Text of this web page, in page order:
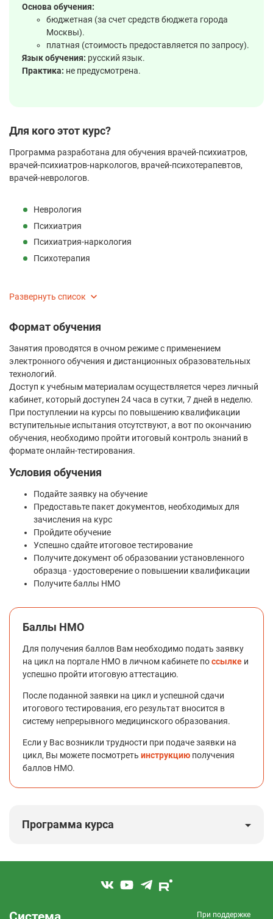
Основа обучения:
бюджетная (за счет средств бюджета города
Москвы).
платная (стоимость предоставляется по запросу).
Язык обучения: русский язык.
Практика: не предусмотрена.
Для кого этот курс?
Программа разработана для обучения врачей-психиатров,
врачей-психиатров-наркологов, врачей-психотерапевтов,
врачей-неврологов.
Неврология
Психиатрия
Психиатрия-наркология
Психотерапия
Развернуть список
Формат обучения
Занятия проводятся в очном режиме с применением
электронного обучения и дистанционных образовательных
технологий.
Доступ к учебным материалам осуществляется через личный
кабинет, который доступен 24 часа в сутки, 7 дней в неделю.
При поступлении на курсы по повышению квалификации
вступительные испытания отсутствуют, а вот по окончанию
обучения, необходимо пройти итоговый контроль знаний в
формате онлайн-тестирования.
Условия обучения
Подайте заявку на обучение
Предоставьте пакет документов, необходимых для
зачисления на курс
Пройдите обучение
Успешно сдайте итоговое тестирование
Получите документ об образовании установленного
образца - удостоверение о повышении квалификации
Получите баллы НМО
Баллы НМО
Для получения баллов Вам необходимо подать заявку
на цикл на портале НМО в личном кабинете поссылке и
успешно пройти итоговую аттестацию.
После поданной заявки на цикл и успешной сдачи
итогового тестирования, его результат вносится в
систему непрерывного медицинского образования.
Если у Вас возникли трудности при подаче заявки на
цикл, Вы можете посмотреть инструкцию получения
баллов НМО.
Программа курса
При поддержке